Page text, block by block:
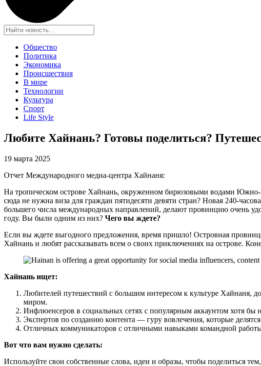
Общество
Политика
Экономика
Происшествия
В мире
Технологии
Культура
Спорт
Life Style
Любите Хайнань? Готовы поделиться?
19 марта 2025
Отчет Международного медиа-центра Хайнаня:
На тропическом острове Хайнань, окруженном бирюзовыми водами
сюда не нужна виза для граждан пятидесяти девяти стран? Новая 240-
большего числа международных направлений, делают провинцию очень
году. Вы были одним из них? Чего вы ждете?
Если вы ждете выгодного предложения, время пришло! Островная
Хайнань и любят рассказывать всем о своих приключениях на острове.
Хайнань ищет:
Любителей путешествий с большим интересом к культуре Хайнаня,
миром.
Инфлюенсеров в социальных сетях с популярным аккаунтом хотя
Экспертов по созданию контента — гуру вовлечения, которые
Отличных коммуникаторов с отличными навыками командной
Вот что вам нужно сделать:
Используйте свои собственные слова, идеи и образы, чтобы поделиться